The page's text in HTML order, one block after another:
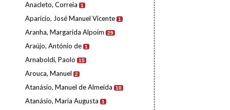
Anacleto, Correia 1
Aparício, José Manuel Vicente 1
Aranha, Margarida Alpoim 29
Araújo, António de 1
Arnaboldi, Paolo 15
Arouca, Manuel 2
Atanásio, Manuel de Almeida 10
Atanásio, Maria Augusta 1